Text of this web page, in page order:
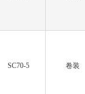
SC70-5 卷装